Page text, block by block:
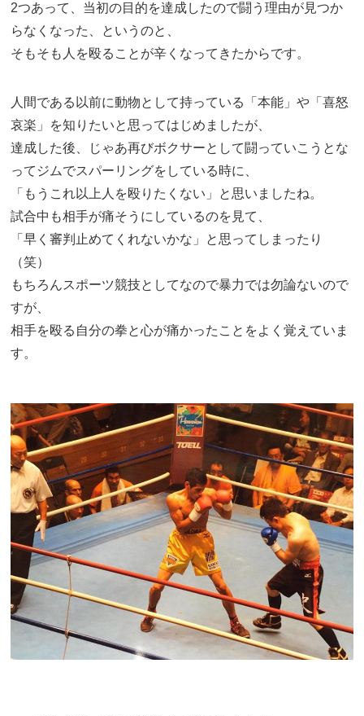
2つあって、当初の目的を達成したので闘う理由が見つか
らなくなった、というのと、
そもそも人を殴ることが辛くなってきたからです。
人間である以前に動物として持っている「本能」や「喜怒
哀楽」を知りたいと思ってはじめましたが、
達成した後、じゃあ再びボクサーとして闘っていこうとな
ってジムでスパーリングをしている時に、
「もうこれ以上人を殴りたくない」と思いましたね。
試合中も相手が痛そうにしているのを見て、
「早く審判止めてくれないかな」と思ってしまったり
（笑）
もちろんスポーツ競技としてなので暴力では勿論ないので
すが、
相手を殴る自分の拳と心が痛かったことをよく覚えていま
す。